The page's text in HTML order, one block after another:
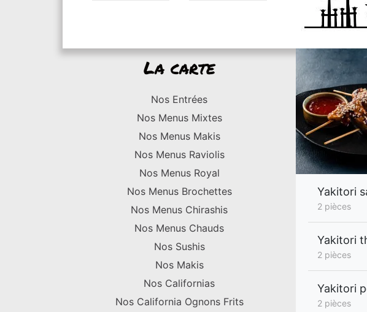
La carte
Nos Entrées
Nos Menus Mixtes
Nos Menus Makis
Nos Menus Raviolis
Nos Menus Royal
Nos Menus Brochettes
Nos Menus Chirashis
Nos Menus Chauds
Nos Sushis
Nos Makis
Nos Californias
Nos California Ognons Frits
Yakitori
2 pièces
Yakitori
2 pièces
Yakitori
2 pièces